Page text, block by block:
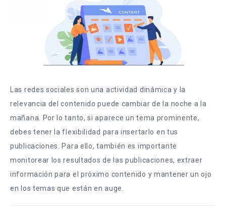
Las redes sociales son una actividad dinámica y la
relevancia del contenido puede cambiar de la noche a la
mañana. Por lo tanto, si aparece un tema prominente,
debes tener la flexibilidad para insertarlo en tus
publicaciones. Para ello, también es importante
monitorear los resultados de las publicaciones, extraer
información para el próximo contenido y mantener un ojo
en los temas que están en auge